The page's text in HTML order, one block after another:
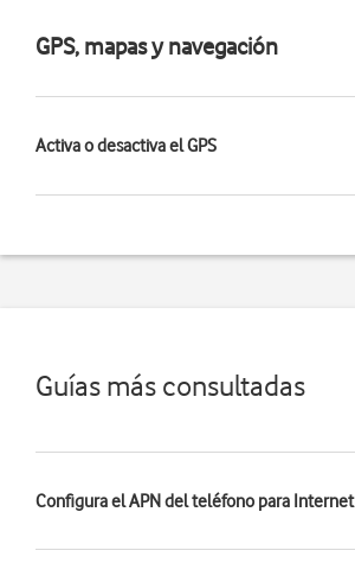
GPS, mapas y navegación
Activa o desactiva el GPS
Guías más consultadas
Configura el APN del teléfono para Internet